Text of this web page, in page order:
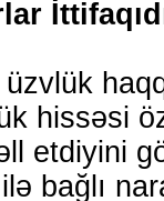
hissəsi
etdiyini
bağlı